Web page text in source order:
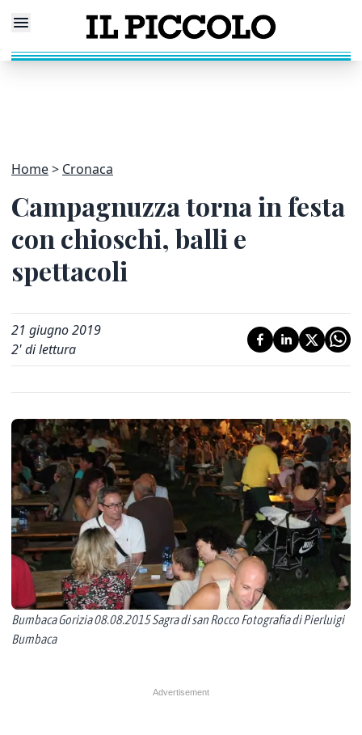
Home Cronaca
Campagnuzza torna in festa
con chioschi, balli e
spettacoli
21 giugno 2019
2' di lettura
Bumbaca Gorizia 08.08.2015 Sagra di san Rocco Fotografia di Pierluigi
Bumbaca